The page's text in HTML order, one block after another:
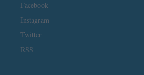
Facebook
Instagram
Twitter
RSS